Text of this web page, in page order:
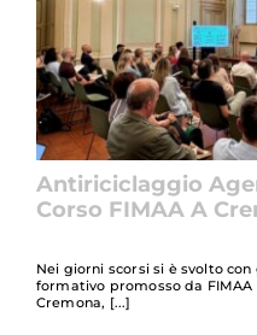
Antiriciclaggio
Corso FIMAA A
Nei giorni scorsi si è svolto
formativo promosso da
Cremona,